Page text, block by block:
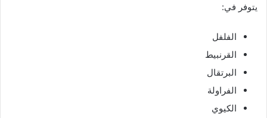
يتوفر في:
الفلفل
القرنبيط
البرتقال
الفراولة
الكيوي